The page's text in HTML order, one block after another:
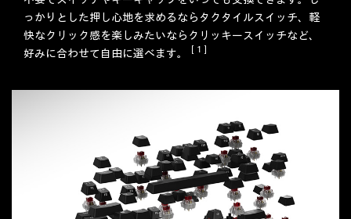
っかりとした押し心地を求めるならタクタイルスイッチ、軽
快なクリック感を楽しみたいならクリッキースイッチなど、
好みに合わせて自由に選べます。
［1］